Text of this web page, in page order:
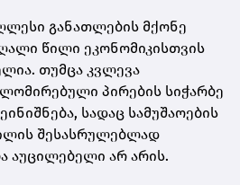
განათლების მქონე
წილი ეკონომიკისთვის
თუმცა კვლევა
პირების სიჭარბე
სადაც სამუშაოების
შესასრულებლად
აუცილებელი არ არის.